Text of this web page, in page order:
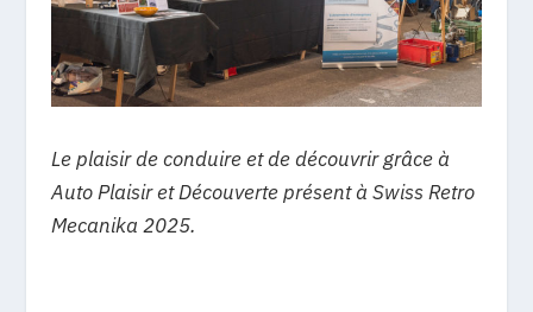
Le plaisir de conduire et de découvrir grâce à
Auto Plaisir et Découverte présent à Swiss Retro
Mecanika 2025.